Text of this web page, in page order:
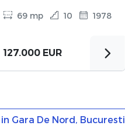
69 mp 10 1978
127.000 EUR
Gara De Nord, Bucuresti